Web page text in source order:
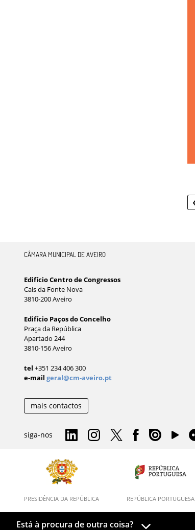
CÂMARA MUNICIPAL DE AVEIRO
Edifício Centro de Congressos
Cais da Fonte Nova
3810-200 Aveiro
Edifício Paços do Concelho
Praça da República
Apartado 244
3810-156 Aveiro
tel +351 234 406 300
e-mail geral@cm-aveiro.pt
mais contactos
siga-nos
PRESIDÊNCIA DA REPÚBLICA REPÚBLICA PORTUGUESA
Está à procura de outra coisa?